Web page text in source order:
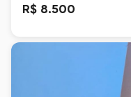
R$ 8.500